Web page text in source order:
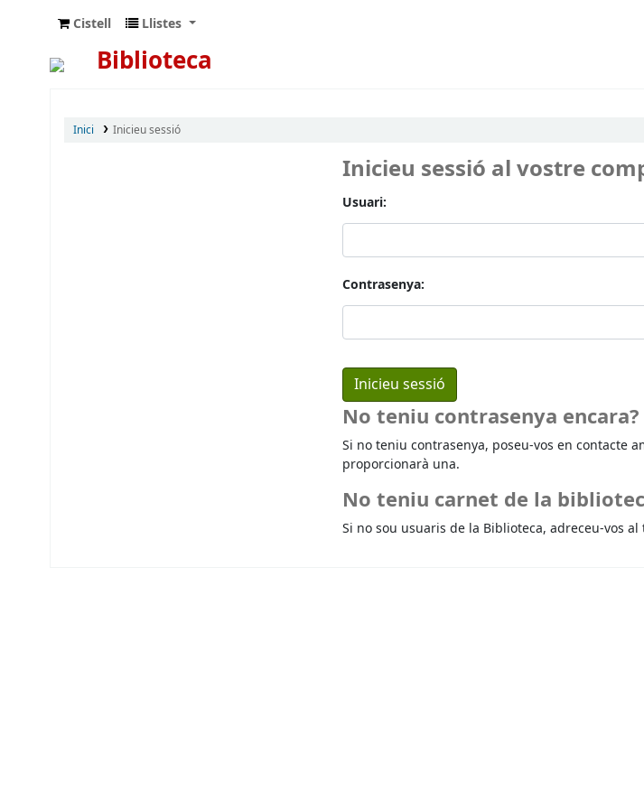
Cistell Llistes
Biblioteca
Inici Inicieu sessió
Inicieu sessió al vostre
Usuari:
Contrasenya:
No teniu contrasenya encara?
Si no teniu contrasenya, poseu-vos en contacte
proporcionarà una.
No teniu carnet de la
Si no sou usuaris de la Biblioteca, adreceu-vos